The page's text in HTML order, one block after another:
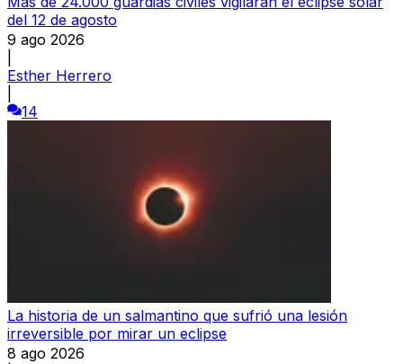
del 12 de agosto
9 ago 2026
Esther Herrero
14
La historia de un salmantino que sufrió una lesión
irreversible por mirar un eclipse
8 ago 2026